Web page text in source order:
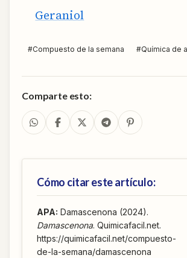
Geraniol
#Compuesto de la semana #Química de
Comparte esto:
Cómo citar este artículo:
APA: Damascenona (2024).
Damascenona. Quimicafacil.net.
https://quimicafacil.net/compuesto-
de-la-semana/damascenona